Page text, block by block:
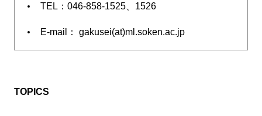
TEL：046-858-1525、1526
E-mail： gakusei(at)ml.soken.ac.jp
TOPICS